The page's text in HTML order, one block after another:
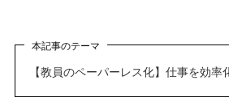
本記事のテーマ
【教員のペーパーレス化】仕事を効率